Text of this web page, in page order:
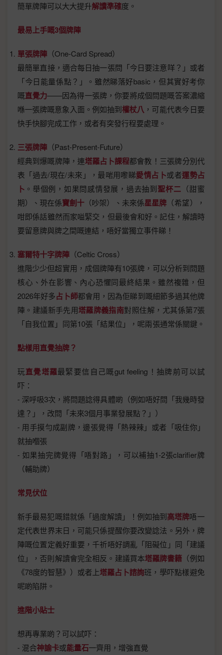
簡單牌陣可以大大提升解讀準確度。
最易上手嘅3個牌陣
單張牌陣 （One-Card Spread）
最簡單直接，適合每日抽一張問「今日要注意咩？」或者
「今日能量係點？」。雖然睇落好basic，但其實好考你
嘅直覺力——因為得一張牌，你要將成個問題嘅答案濃縮
喺一張牌嘅意象入面。例如抽到權杖八 ，可能代表今日要
快手快腳完成工作，或者有突發行程要處理。
三張牌陣 （Past-Present-Future）
經典到爆嘅牌陣，連塔羅占卜課程都會教！三張牌分別代
表「過去/現在/未來」，最啱用嚟睇愛情占卜或者運勢占
卜 。舉個例，如果問感情發展，過去抽到聖杯二 （甜蜜
期）、現在係寶劍十 （吵架）、未來係星星牌 （希望），
咁即係話雖然而家嗌緊交，但最後會和好。記住，解讀時
要留意牌與牌之間嘅連結，唔好當獨立事件睇！
塞爾特十字牌陣 （Celtic Cross）
進階少少但超實用，成個牌陣有10張牌，可以分析到問題
核心、外在影響、內心恐懼同最終結果。雖然複雜，但
2026年好多占卜師都會用，因為佢睇到嘅細節多過其他牌
陣。建議新手先用塔羅牌義指南對照住解，尤其係第7張
「自我位置」同第10張「結果位」，呢兩張通常係關鍵。
點樣用直覺抽牌？
玩直覺塔羅最緊要信自己嘅gut feeling！抽牌前可以試
吓：
- 深呼吸3次，將問題諗得具體啲（例如唔好問「我幾時發
達？」，改問「未來3個月事業發展點？」）
- 用手摸勻成副牌，邊張覺得「熱辣辣」或者「吸住你」
就抽嗰張
- 如果抽完牌覺得「唔對路」，可以補抽1-2張clarifier牌
（輔助牌）
常見伏位
新手最易犯嘅錯就係「過度解讀」！例如抽到高塔牌唔一
定代表世界末日，可能只係提醒你要改變諗法。另外，牌
陣嘅位置定義好重要，千祈唔好調亂「阻礙位」同「建議
位」，否則解讀會完全相反。建議買本塔羅牌書籍 （例如
《78度的智慧》）或者上塔羅占卜諮詢班，學吓點樣避免
呢啲陷阱。
進階小貼士
想再專業啲？可以試吓：
- 混合神諭卡或能量石一齊用，增強直覺